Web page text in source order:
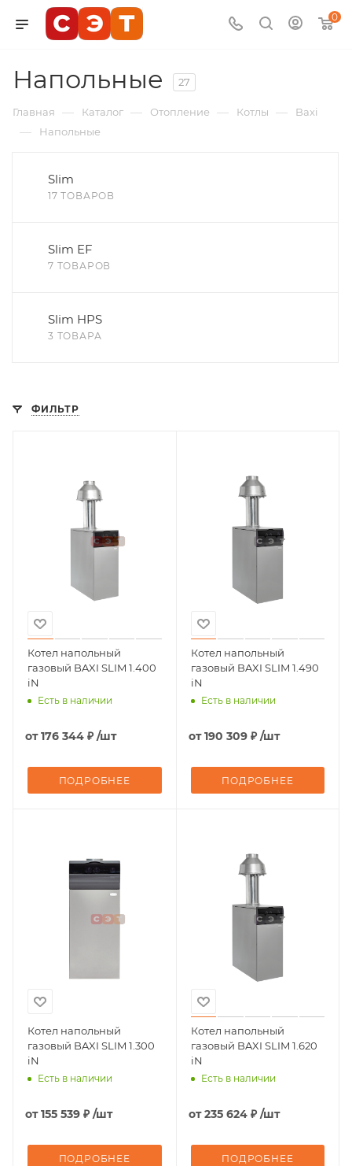
0
Напольные 27
Главная — Каталог — Отопление — Котлы — Baxi
— Напольные
Slim
17 ТОВАРОВ
Slim EF
7 ТОВАРОВ
Slim HPS
3 ТОВАРА
ФИЛЬТР
Котел напольный
газовый BAXI SLIM 1.400
iN
Есть в наличии
от176 344 ₽ /шт
ПОДРОБНЕЕ
Котел напольный
газовый BAXI SLIM 1.490
iN
Есть в наличии
от190 309 ₽ /шт
ПОДРОБНЕЕ
Котел напольный
газовый BAXI SLIM 1.300
iN
Есть в наличии
от155 539 ₽ /шт
ПОДРОБНЕЕ
Котел напольный
газовый BAXI SLIM 1.620
iN
Есть в наличии
от235 624 ₽ /шт
ПОДРОБНЕЕ